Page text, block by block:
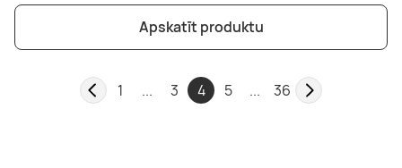
Apskatīt produktu
1 ... 3 4 5 ... 36